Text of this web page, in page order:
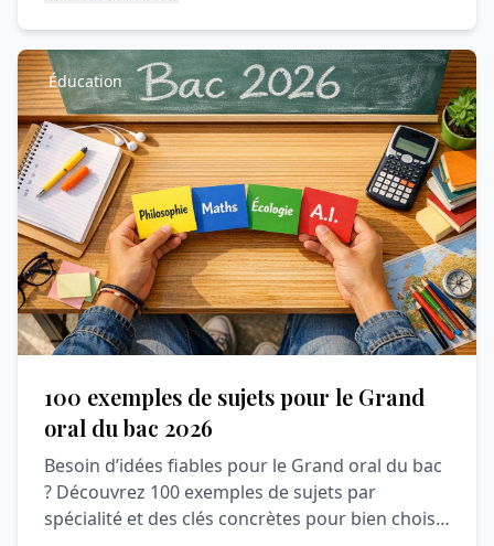
Éducation
100 exemples de sujets pour le Grand
oral du bac 2026
Besoin d’idées fiables pour le Grand oral du bac
? Découvrez 100 exemples de sujets par
spécialité et des clés concrètes pour bien choisir